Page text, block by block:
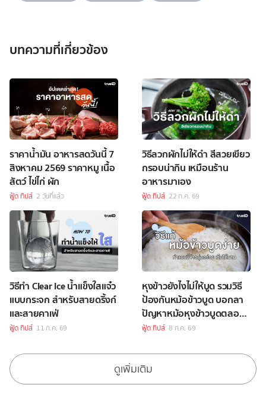
บทความที่เกี่ยวข้อง
ราคาน้ำมัน อาหารสดวันนี้ 7
สิงหาคม 2569 ราคาหมู เนื้อ
สัตว์ ไข่ไก่ ผัก
ฟู้ด ทิปส์ 2 วันที่แล้ว
วิธีลวกผักไม่ให้ดำ สีสวยเขียว
กรอบน่ากิน เหมือนร้าน
อาหารมาเอง
ฟู้ด ทิปส์ 22 ก.ค. 69
วิธีทำ Clear Ice น้ำแข็งใสแจ๋ว
แบบกระจก สำหรับสายดริ้งก์
และสายคาเฟ่
ฟู้ด ทิปส์ 11 ก.ค. 69
หุงข้าวยังไงไม่ให้บูด รวมวิธี
ป้องกันหม้อข้าวบูด บอกลา
ปัญหาหม้อหุงข้าวบูดตลอด
ไปได้เลย
ฟู้ด ทิปส์ 8 ก.ค. 69
ดูเพิ่มเติม